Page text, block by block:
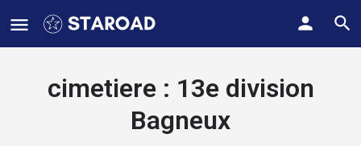
cimetiere : 13e division
Bagneux